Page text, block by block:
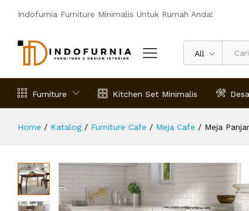
Indofurnia Furniture Minimalis Untuk Rumah Anda!
All
Furniture Kitchen Set Minimalis
Home / Katalog / Furniture Cafe / Meja Cafe / Meja
Deskripsi Spesifikasi Ulasan (0)